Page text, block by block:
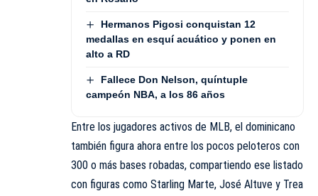
Hermanos Pigosi conquistan 12
medallas en esquí acuático y ponen en
alto a RD
Fallece Don Nelson, quíntuple
campeón NBA, a los 86 años
Entre los jugadores activos de MLB, el dominicano
también figura ahora entre los pocos peloteros con
300 o más bases robadas, compartiendo ese listado
con figuras como Starling Marte, José Altuve y Trea